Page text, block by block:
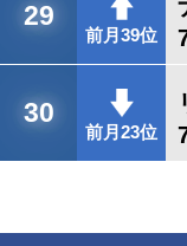
29
前月39位
30
前月23位